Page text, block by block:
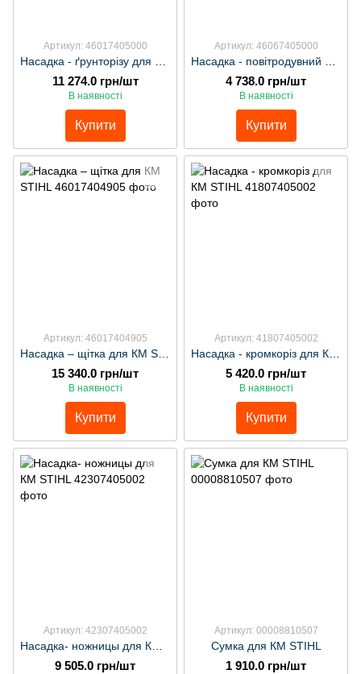
Артикул: 46017405000
11 274.0 грн/шт
В наявності
Купити
Артикул: 46067405000
4 738.0 грн/шт
В наявності
Купити
Артикул: 46017404905
15 340.0 грн/шт
В наявності
Купити
Артикул: 41807405002
5 420.0 грн/шт
В наявності
Купити
Артикул: 42307405002
9 505.0 грн/шт
Артикул: 00008810507
Сумка для КМ STIHL
1 910.0 грн/шт